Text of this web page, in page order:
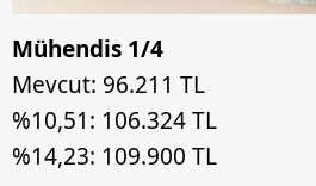
Mühendis 1/4
Mevcut: 96.211 TL
%10,51: 106.324 TL
%14,23: 109.900 TL